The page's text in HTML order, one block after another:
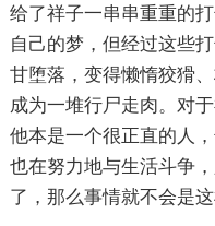
给了祥子一串串重重的
自己的梦，但经过这些
甘堕落，变得懒惰狡猾
成为一堆行尸走肉。对
他本是一个很正直的人
也在努力地与生活斗争
了，那么事情就不会是这